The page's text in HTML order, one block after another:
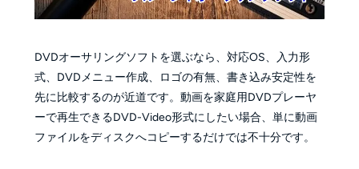
DVDオーサリングソフトを選ぶなら、対応OS、入力形
式、DVDメニュー作成、ロゴの有無、書き込み安定性を
先に比較するのが近道です。動画を家庭用DVDプレーヤ
ーで再生できるDVD-Video形式にしたい場合、単に動画
ファイルをディスクへコピーするだけでは不十分です。